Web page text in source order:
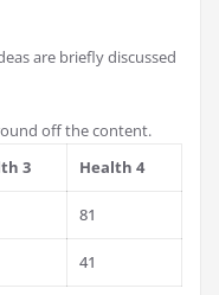
are briefly discussed
off the content.
3 Health 4
81
41